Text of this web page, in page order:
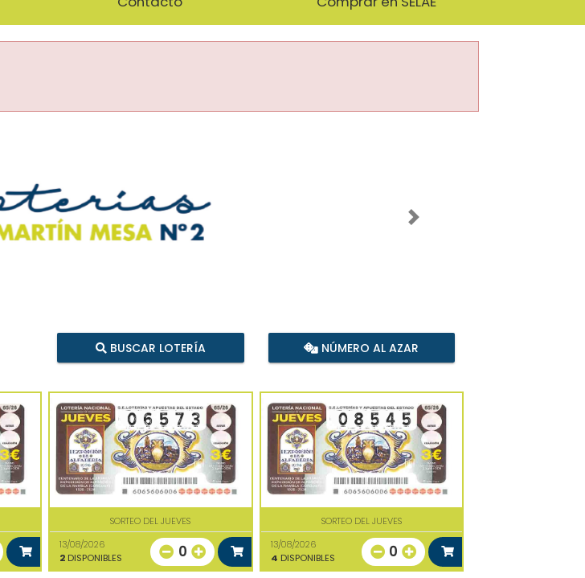
Imagen siguiente
BUSCAR LOTERÍA NÚMERO AL AZAR
SORTEO DEL JUEVES
13/08/2026
2 DISPONIBLES 0
SORTEO DEL JUEVES
13/08/2026
4 DISPONIBLES 0